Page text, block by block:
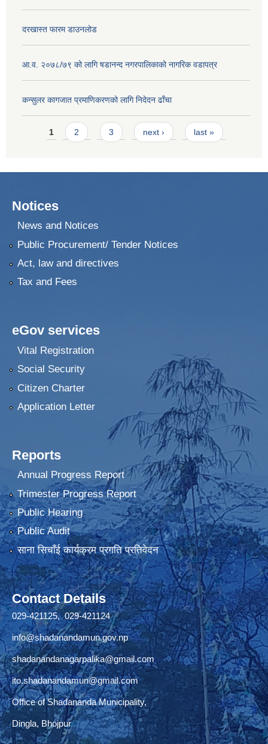
दरखास्त फारम डाउनलोड
आ.व. २०७८/७९ को लागि षडानन्द नगरपालिकाको नागरिक वडापत्र
कन्सुलर कागजात प्रमाणिकरणको लागि निदेदन ढाँचा
Pages
1 2 3 next › last »
Notices
News and Notices
Public Procurement/ Tender Notices
Act, law and directives
Tax and Fees
eGov services
Vital Registration
Social Security
Citizen Charter
Application Letter
Reports
Annual Progress Report
Trimester Progress Report
Public Hearing
Public Audit
साना सिचाँई कार्यक्रम प्रगति प्रतिवेदन
Contact Details
029-421125, 029-421124
info@shadanandamun.gov.np
shadanandanagarpalika@gmail.com
ito.shadanandamun@gmail.com
Office of Shadananda Municipality,
Dingla, Bhojpur